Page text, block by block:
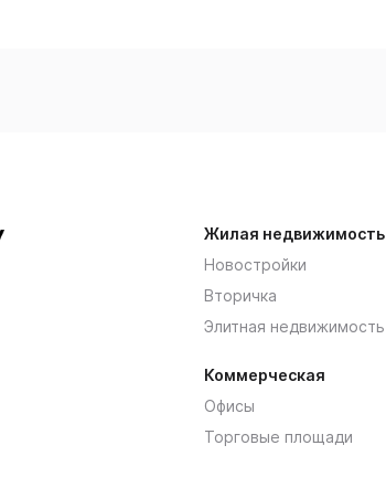
Жилая недвижимость
Новостройки
Вторичка
Элитная недвижимость
Коммерческая
Офисы
Торговые площади